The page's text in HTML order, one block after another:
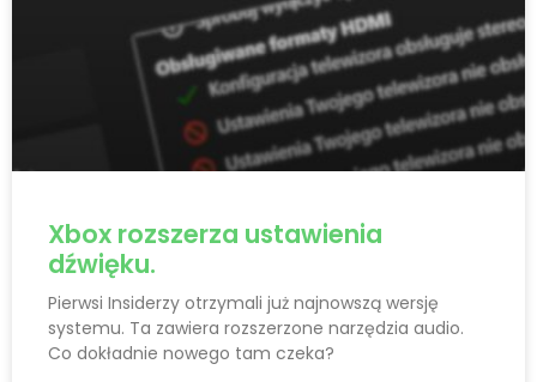
Xbox rozszerza ustawienia
dźwięku.
Pierwsi Insiderzy otrzymali już najnowszą wersję
systemu. Ta zawiera rozszerzone narzędzia audio.
Co dokładnie nowego tam czeka?